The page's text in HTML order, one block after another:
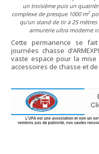
un troisième puis un
complexe de presque 1000 m2
qu’un stand de tir à 25
armurerie ultra moderne
Cette permanence se
journées chasse
vaste espace pour la
accessoires de chasse et de